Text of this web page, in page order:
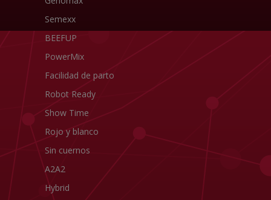
Semexx
BEEFUP
PowerMix
Facilidad de parto
Robot Ready
Show Time
Rojo y blanco
Sin cuernos
A2A2
Hybrid